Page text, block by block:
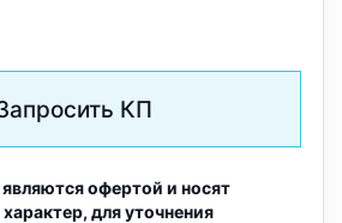
КП
офертой и носят
для уточнения